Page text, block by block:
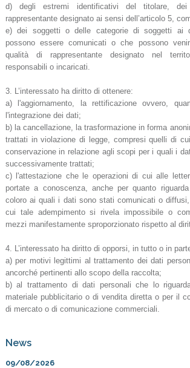
d) degli estremi identificativi del titolare,
rappresentante designato ai sensi dell’articolo 5,
e) dei soggetti o delle categorie di soggetti ai
possono essere comunicati o che possono
qualità di rappresentante designato nel
responsabili o incaricati.
3. L’interessato ha diritto di ottenere:
a) l'aggiornamento, la rettificazione ovvero,
l'integrazione dei dati;
b) la cancellazione, la trasformazione in forma
trattati in violazione di legge, compresi quelli di
conservazione in relazione agli scopi per i quali i
successivamente trattati;
c) l'attestazione che le operazioni di cui alle
portate a conoscenza, anche per quanto
coloro ai quali i dati sono stati comunicati o
cui tale adempimento si rivela impossibile o
mezzi manifestamente sproporzionato rispetto al
4. L’interessato ha diritto di opporsi, in tutto o in
a) per motivi legittimi al trattamento dei dati
ancorché pertinenti allo scopo della raccolta;
b) al trattamento di dati personali che lo
materiale pubblicitario o di vendita diretta o per il
di mercato o di comunicazione commerciali.
News
09/08/2026